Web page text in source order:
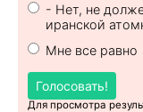
- Нет, не
иранской
Мне все равно
Голосовать!
Для просмотра